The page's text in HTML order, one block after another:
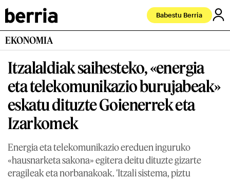
Babestu Berria
EKONOMIA
Itzalaldiak saihesteko, «energia
eta telekomunikazio burujabeak»
eskatu dituzte Goienerrek eta
Izarkomek
Energia eta telekomunikazio ereduen inguruko
«hausnarketa sakona» egitera deitu dituzte gizarte
eragileak eta norbanakoak. 'Itzali sistema, piztu